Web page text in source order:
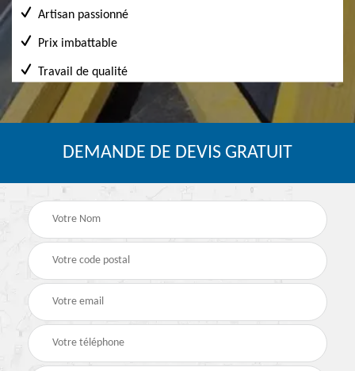
Artisan passionné
Prix imbattable
Travail de qualité
DEMANDE DE DEVIS GRATUIT